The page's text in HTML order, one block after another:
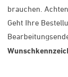
brauchen.
Geht Ihre